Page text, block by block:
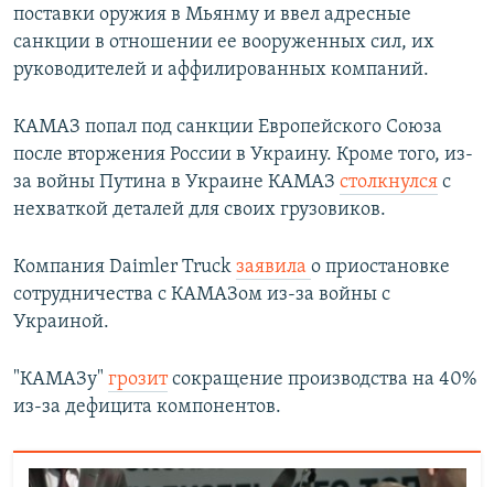
поставки оружия в Мьянму и ввел адресные
санкции в отношении ее вооруженных сил, их
руководителей и аффилированных компаний.
КАМАЗ попал под санкции Европейского Союза
после вторжения России в Украину. Кроме того, из-
за войны Путина в Украине КАМАЗ столкнулся с
нехваткой деталей для своих грузовиков.
Компания Daimler Truck заявила о приостановке
сотрудничества с КАМАЗом из-за войны с
Украиной.
"КАМАЗу" грозитсокращение производства на 40%
из-за дефицита компонентов.